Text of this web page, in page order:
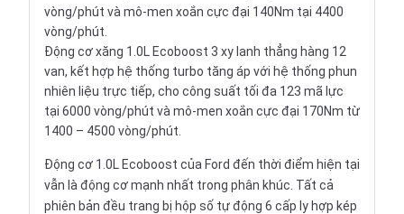
vòng/phút và mô-men xoắn cực đại 140Nm tại 4400
vòng/phút.
Động cơ xăng 1.0L Ecoboost 3 xy lanh thẳng hàng 12
van, kết hợp hệ thống turbo tăng áp với hệ thống phun
nhiên liệu trực tiếp, cho công suất tối đa 123 mã lực
tại 6000 vòng/phút và mô-men xoắn cực đại 170Nm từ
1400 – 4500 vòng/phút.
Động cơ 1.0L Ecoboost của Ford đến thời điểm hiện tại
vẫn là động cơ mạnh nhất trong phân khúc. Tất cả
phiên bản đều trang bị hộp số tự động 6 cấp ly hợp kép